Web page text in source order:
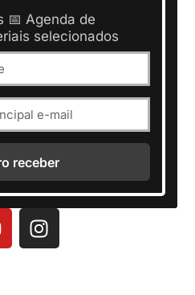
📅 Agenda de
selecionados
receber